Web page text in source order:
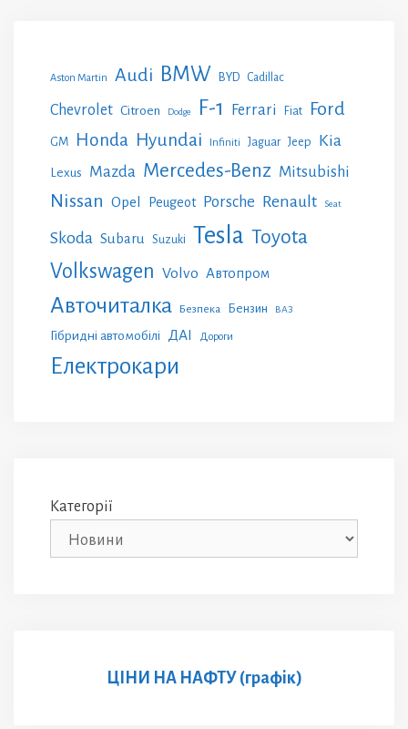
Aston Martin Audi BMW BYD Cadillac
Chevrolet Citroen Dodge F-1 Ferrari Fiat Ford
GM Honda Hyundai Infiniti Jaguar Jeep Kia
Lexus Mazda Mercedes-Benz Mitsubishi
Nissan Opel Peugeot Porsche Renault Seat
Skoda Subaru Suzuki Tesla Toyota
Volkswagen Volvo Автопром
Авточиталка Безпека Бензин ВАЗ
Гібридні автомобілі ДАІ Дороги
Електрокари
Категорії
ЦІНИ НА НАФТУ (графік)